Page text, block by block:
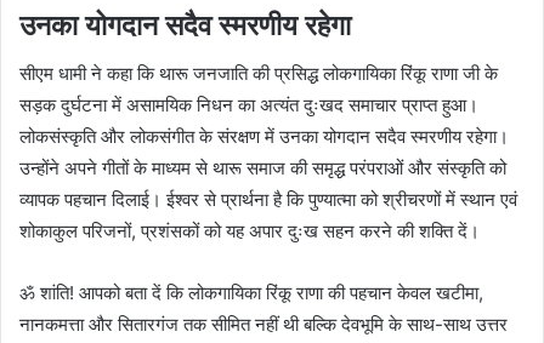
उनका योगदान सदैव स्मरणीय रहेगा
सीएम धामी ने कहा कि थारू जनजाति की प्रसिद्ध लोकगायिका रिंकू राणा जी के
सड़क दुर्घटना में असामयिक निधन का अत्यंत दुःखद समाचार प्राप्त हुआ।
लोकसंस्कृति और लोकसंगीत के संरक्षण में उनका योगदान सदैव स्मरणीय रहेगा।
उन्होंने अपने गीतों के माध्यम से थारू समाज की समृद्ध परंपराओं और संस्कृति को
व्यापक पहचान दिलाई। ईश्वर से प्रार्थना है कि पुण्यात्मा को श्रीचरणों में स्थान एवं
शोकाकुल परिजनों, प्रशंसकों को यह अपार दुःख सहन करने की शक्ति दें।
ॐ शांति! आपको बता दें कि लोकगायिका रिंकू राणा की पहचान केवल खटीमा,
नानकमत्ता और सितारगंज तक सीमित नहीं थी बल्कि देवभूमि के साथ-साथ उत्तर